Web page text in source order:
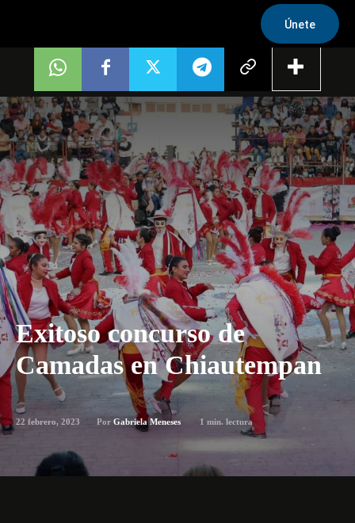
Únete
Exitoso concurso de
Camadas en Chiautempan
22 febrero, 2023 Por Gabriela Meneses 1 min. lectura